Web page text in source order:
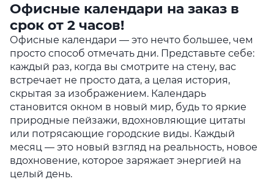
Офисные календари на заказ в
срок от 2 часов!
Офисные календари — это нечто большее, чем
просто способ отмечать дни. Представьте себе:
каждый раз, когда вы смотрите на стену, вас
встречает не просто дата, а целая история,
скрытая за изображением. Календарь
становится окном в новый мир, будь то яркие
природные пейзажи, вдохновляющие цитаты
или потрясающие городские виды. Каждый
месяц — это новый взгляд на реальность, новое
вдохновение, которое заряжает энергией на
целый день.